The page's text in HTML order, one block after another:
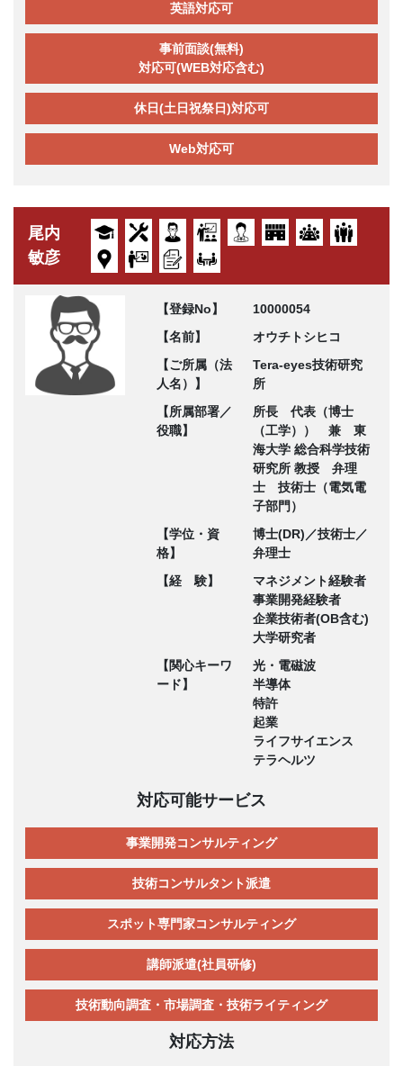
英語対応可
事前面談(無料)
対応可(WEB対応含む)
休日(土日祝祭日)対応可
Web対応可
尾内
敏彦
【登録No】
10000054
【名前】
オウチトシヒコ
【ご所属（法
人名）】
Tera-eyes技術研究
所
【所属部署／
役職】
所長 代表（博士
（工学）） 兼 東
海大学 総合科学技術
研究所 教授 弁理
士 技術士（電気電
子部門）
【学位・資
格】
博士(DR)／技術士／
弁理士
【経 験】
マネジメント経験者
事業開発経験者
企業技術者(OB含む)
大学研究者
【関心キーワ
ード】
光・電磁波
半導体
特許
起業
ライフサイエンス
テラヘルツ
対応可能サービス
事業開発コンサルティング
技術コンサルタント派遣
スポット専門家コンサルティング
講師派遣(社員研修)
技術動向調査・市場調査・技術ライティング
対応方法